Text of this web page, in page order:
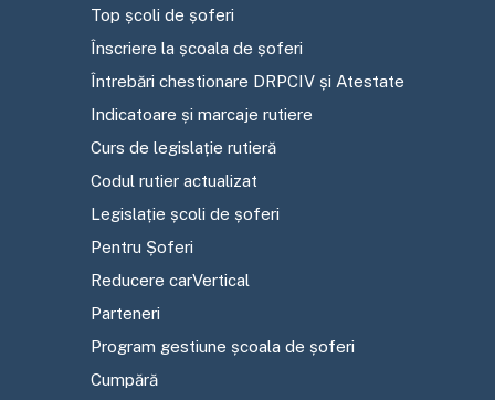
Top școli de șoferi
Înscriere la școala de șoferi
Întrebări chestionare DRPCIV și Atestate
Indicatoare și marcaje rutiere
Curs de legislație rutieră
Codul rutier actualizat
Legislație școli de șoferi
Pentru Șoferi
Reducere carVertical
Parteneri
Program gestiune școala de șoferi
Cumpără